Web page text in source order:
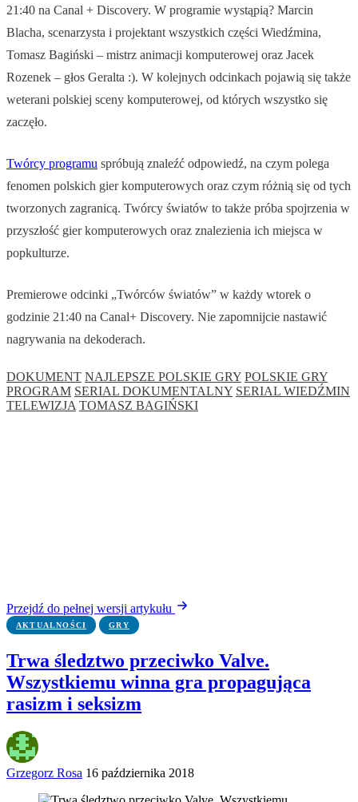
21:40 na Canal + Discovery. W programie wystąpią? Marcin
Blacha, scenarzysta i projektant wszystkich części Wiedźmina,
Tomasz Bagiński – mistrz animacji komputerowej oraz Jacek
Rozenek – głos Geralta :). W kolejnych odcinkach pojawią się także
weterani polskiej sceny komputerowej, od których wszystko się
zaczęło.
Twórcy programu spróbują znaleźć odpowiedź, na czym polega
fenomen polskich gier komputerowych oraz czym różnią się od tych
tworzonych zagranicą. Twórcy światów to także próba spojrzenia w
przyszłość gier komputerowych oraz znalezienia ich miejsca w
popkulturze.
Premierowe odcinki „Twórców światów” w każdy wtorek o
godzinie 21:40 na Canal+ Discovery. Nie zapomnijcie nastawić
nagrywania na dekoderach.
DOKUMENT NAJLEPSZE POLSKIE GRY POLSKIE GRY
PROGRAM SERIAL DOKUMENTALNY SERIAL WIEDŹMIN
TELEWIZJA TOMASZ BAGIŃSKI
Przejdź do pełnej wersji artykułu
AKTUALNOŚCI GRY
Trwa śledztwo przeciwko Valve.
Wszystkiemu winna gra propagująca
rasizm i seksizm
Grzegorz Rosa 16 października 2018